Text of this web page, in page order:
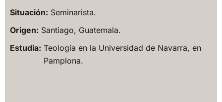
Situación: Seminarista.
Origen: Santiago, Guatemala.
Estudia: Teología en la Universidad de Navarra, en
Pamplona.